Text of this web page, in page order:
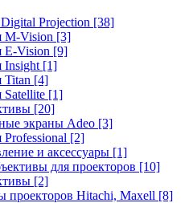
Projection [38]
M-Vision [3]
E-Vision [9]
Insight [1]
Titan [4]
Satellite [1]
[20]
экраны Adeo [3]
Professional [2]
и аксессуары [1]
для проекторов [10]
[2]
проекторов Hitachi, Maxell [8]